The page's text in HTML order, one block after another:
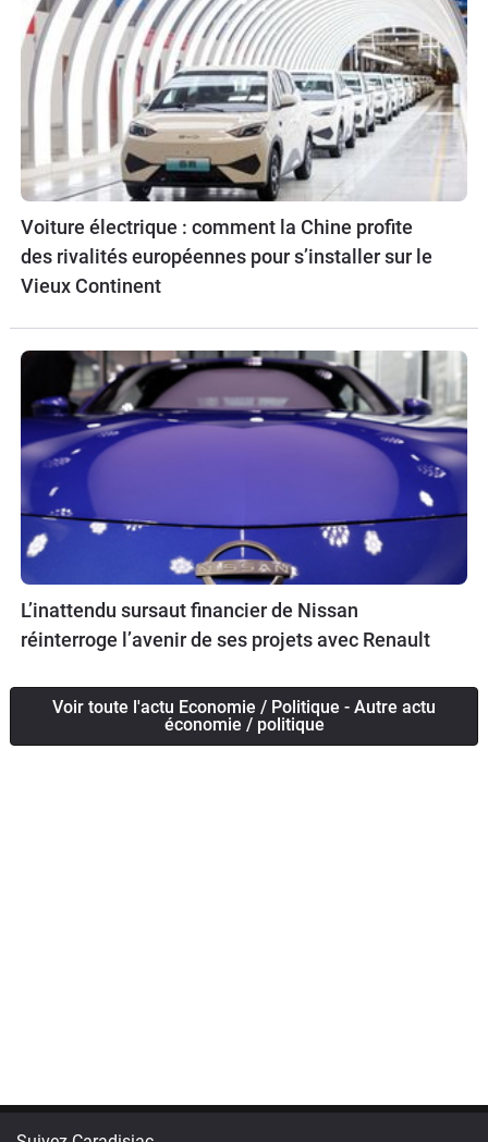
Voiture électrique : comment la Chine profite
des rivalités européennes pour s’installer sur le
Vieux Continent
L’inattendu sursaut financier de Nissan
réinterroge l’avenir de ses projets avec Renault
Voir toute l'actu Economie / Politique - Autre actu
économie / politique